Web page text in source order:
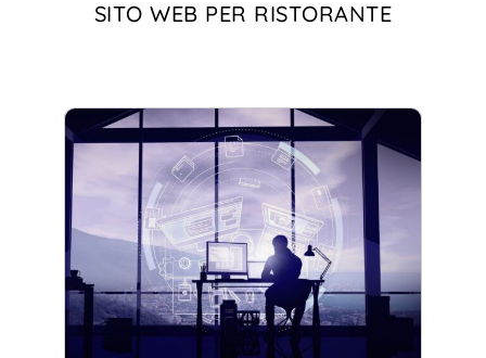
SITO WEB PER RISTORANTE